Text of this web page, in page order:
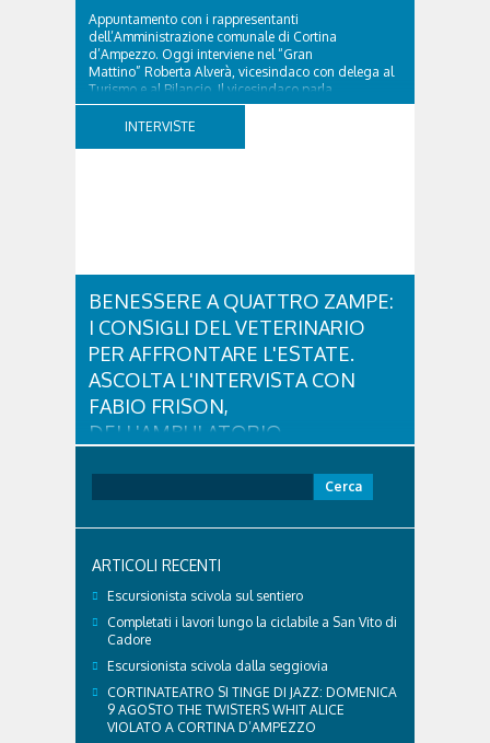
Appuntamento con i rappresentanti
dell’Amministrazione comunale di Cortina
d’Ampezzo. Oggi interviene nel “Gran
Mattino” Roberta Alverà, vicesindaco con delega al
Turismo e al Bilancio. Il vicesindaco parla
dell'eredità delle Paralimpiadi Milano Cortina 2026,
di accessibilità e di come...
INTERVISTE
BENESSERE A QUATTRO ZAMPE:
I CONSIGLI DEL VETERINARIO
PER AFFRONTARE L'ESTATE.
ASCOLTA L'INTERVISTA CON
FABIO FRISON,
DELL'AMBULATORIO
con il veterinario di Cortina, che ci ha illustrato i
principali accorgimenti per aiutare i cani ad
affrontare il caldo in sicurezza e benessere...
per:
ARTICOLI RECENTI
Escursionista scivola sul sentiero
Completati i lavori lungo la ciclabile a San Vito di
Cadore
Escursionista scivola dalla seggiovia
CORTINATEATRO SI TINGE DI JAZZ: DOMENICA
9 AGOSTO THE TWISTERS WHIT ALICE
VIOLATO A CORTINA D’AMPEZZO